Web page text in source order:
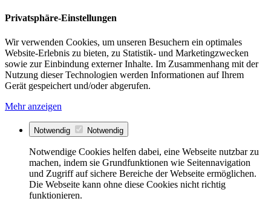
Privatsphäre-Einstellungen
Wir verwenden Cookies, um unseren Besuchern ein optimales
Website-Erlebnis zu bieten, zu Statistik- und Marketingzwecken
sowie zur Einbindung externer Inhalte. Im Zusammenhang mit der
Nutzung dieser Technologien werden Informationen auf Ihrem
Gerät gespeichert und/oder abgerufen.
Mehr anzeigen
Notwendig Notwendig
Notwendige Cookies helfen dabei, eine Webseite nutzbar zu
machen, indem sie Grundfunktionen wie Seitennavigation
und Zugriff auf sichere Bereiche der Webseite ermöglichen.
Die Webseite kann ohne diese Cookies nicht richtig
funktionieren.